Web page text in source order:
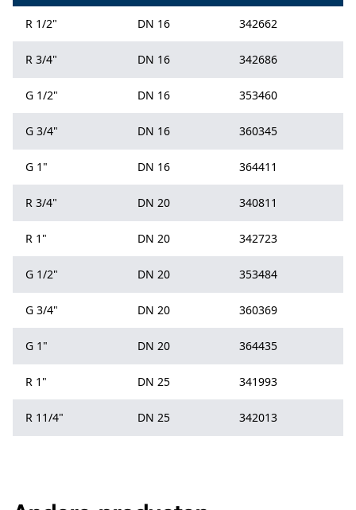
R 1/2" DN 16 342662
R 3/4" DN 16 342686
G 1/2" DN 16 353460
G 3/4" DN 16 360345
G 1" DN 16 364411
R 3/4" DN 20 340811
R 1" DN 20 342723
G 1/2" DN 20 353484
G 3/4" DN 20 360369
G 1" DN 20 364435
R 1" DN 25 341993
R 11/4" DN 25 342013